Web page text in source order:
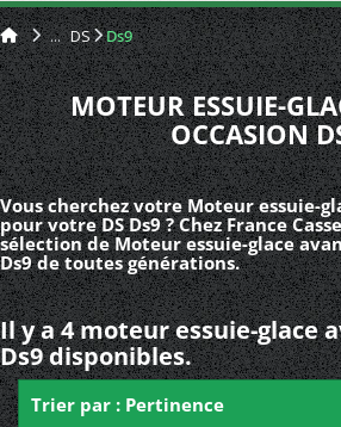
DS Ds9
MOTEUR ESSUIE-
OCCASION
Vous cherchez votre Moteur essuie-
pour votre DS Ds9 ? Chez France
sélection de Moteur essuie-glace
Ds9 de toutes générations.
Il y a 4 moteur essuie-glace
Ds9 disponibles.
Trier par : Pertinence